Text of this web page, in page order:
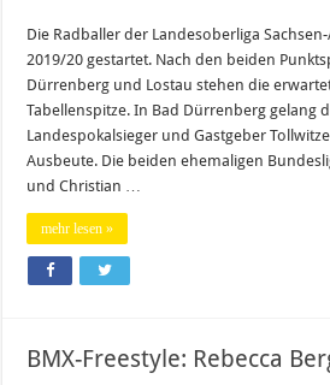
Die Radballer der Landesoberliga
2019/20 gestartet. Nach den beiden
Dürrenberg und Lostau stehen die
Tabellenspitze. In Bad Dürrenberg gelang
Landespokalsieger und Gastgeber
Ausbeute. Die beiden ehemaligen
und Christian …
mehr lesen »
BMX-Freestyle: Rebecca